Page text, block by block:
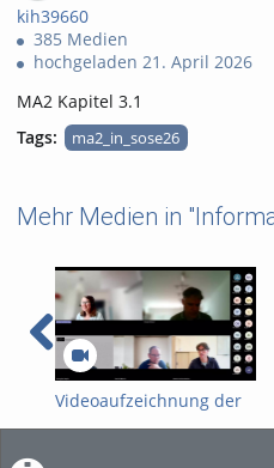
kih39660
385 Medien
hochgeladen 21. April 2026
MA2 Kapitel 3.1
Tags:
ma2_in_sose26
Mehr Medien in
Videoaufzeichnung der
FWPM-